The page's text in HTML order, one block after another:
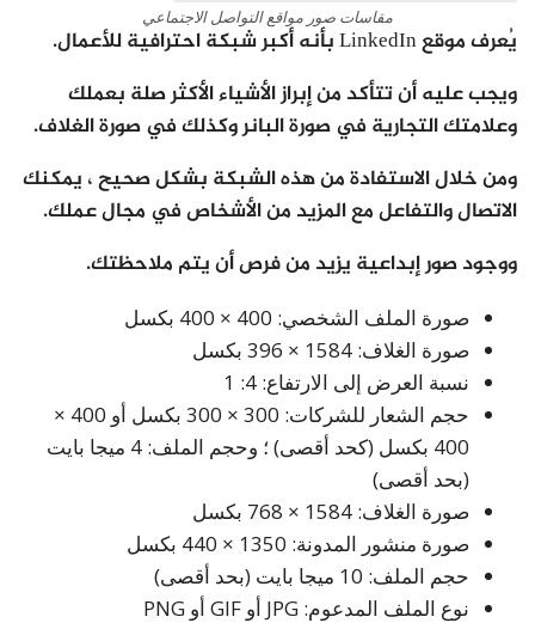
مقاسات صور مواقع التواصل الاجتماعي
يُعرف موقع LinkedIn بأنه أكبر شبكة احترافية للأعمال.
ويجب عليه أن تتأكد من إبراز الأشياء الأكثر صلة بعملك
وعلامتك التجارية في صورة البانر وكذلك في صورة الغلاف.
ومن خلال الاستفادة من هذه الشبكة بشكل صحيح ، يمكنك
الاتصال والتفاعل مع المزيد من الأشخاص في مجال عملك.
ووجود صور إبداعية يزيد من فرص أن يتم ملاحظتك.
صورة الملف الشخصي: 400 × 400 بكسل
صورة الغلاف: 1584 × 396 بكسل
نسبة العرض إلى الارتفاع: 4: 1
حجم الشعار للشركات: 300 × 300 بكسل أو 400 ×
400 بكسل (كحد أقصى) ؛ وحجم الملف: 4 ميجا بايت
(بحد أقصى)
صورة الغلاف: 1584 × 768 بكسل
صورة منشور المدونة: 1350 × 440 بكسل
حجم الملف: 10 ميجا بايت (بحد أقصى)
نوع الملف المدعوم: JPG أو GIF أو PNG